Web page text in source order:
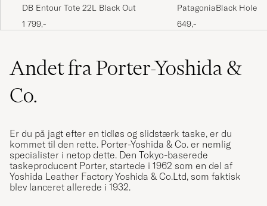
DB Entour Tote 22L Black Out
1 799,-
PatagoniaBlack Hole
25LBlack
649,-
Andet fra Porter-Yoshida &
Co.
Er du på jagt efter en tidløs og slidstærk taske, er du
kommet til den rette. Porter-Yoshida & Co. er nemlig
specialister i netop dette. Den Tokyo-baserede
taskeproducent Porter, startede i 1962 som en del af
Yoshida Leather Factory Yoshida & Co.Ltd, som faktisk
blev lanceret allerede i 1932.